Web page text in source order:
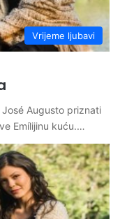
Vrijeme ljubavi
Augusto priznati
Emílijinu kuću.…